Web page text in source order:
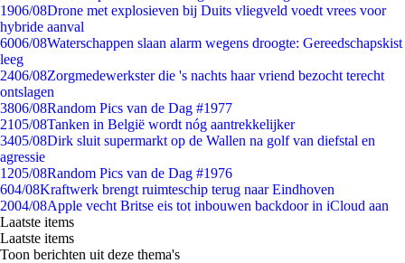
1906/08Drone met explosieven bij Duits vliegveld voedt vrees voor
hybride aanval
6006/08Waterschappen slaan alarm wegens droogte: Gereedschapskist
leeg
2406/08Zorgmedewerkster die 's nachts haar vriend bezocht terecht
ontslagen
3806/08Random Pics van de Dag #1977
2105/08Tanken in België wordt nóg aantrekkelijker
3405/08Dirk sluit supermarkt op de Wallen na golf van diefstal en
agressie
1205/08Random Pics van de Dag #1976
604/08Kraftwerk brengt ruimteschip terug naar Eindhoven
2004/08Apple vecht Britse eis tot inbouwen backdoor in iCloud aan
Laatste items
Laatste items
Toon berichten uit deze thema's